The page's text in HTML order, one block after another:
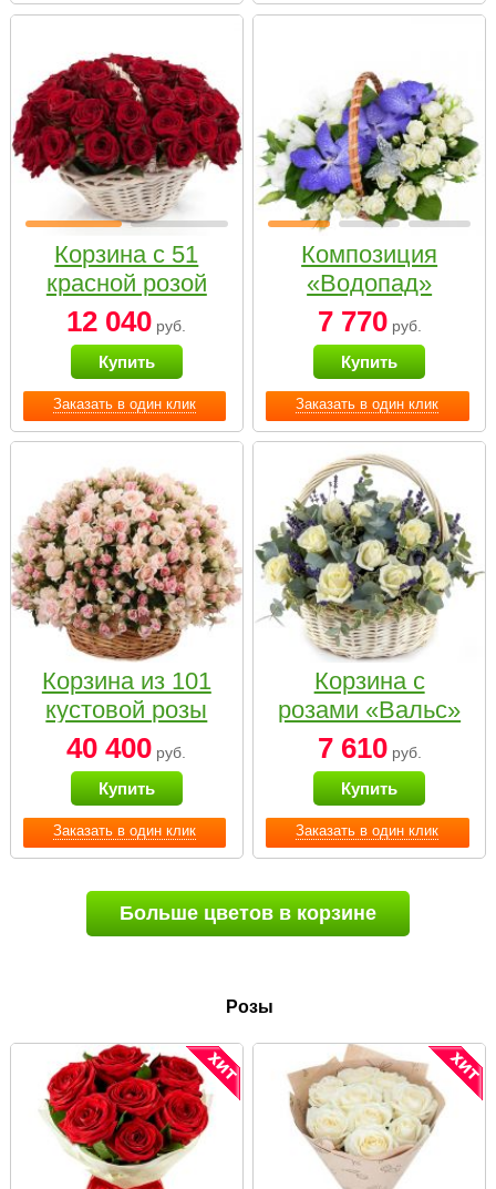
Заказать в один клик
Корзина с 51
красной розой
12 040 руб.
Купить
Заказать в один клик
Композиция
«Водопад»
7 770руб.
Купить
Заказать в один клик
Корзина из 101
кустовой розы
нежных тонов
40 400 руб.
Купить
Заказать в один клик
Корзина с
розами «Вальс»
7 610руб.
Купить
Больше цветов в корзине
Розы